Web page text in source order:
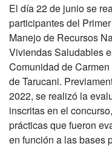
El día 22 de junio se
participantes del
Manejo de Recursos
Viviendas Saludables
Comunidad de
de Tarucani.
2022, se realizó la
inscritas en el
prácticas que fueron
en función a las bases